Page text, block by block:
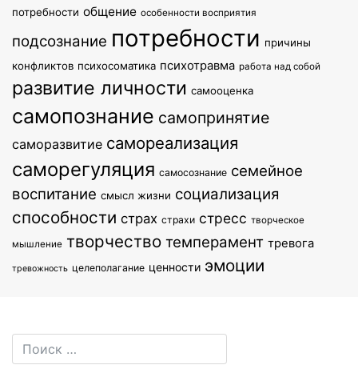
потребности общение особенности восприятия
подсознание потребности причины
конфликтов психосоматика психотравма работа над собой
развитие личности самооценка
самопознание самопринятие
саморазвитие самореализация
саморегуляция самосознание семейное
воспитание смысл жизни социализация
способности страх страхи стресс творческое
мышление творчество темперамент тревога
тревожность целеполагание ценности эмоции